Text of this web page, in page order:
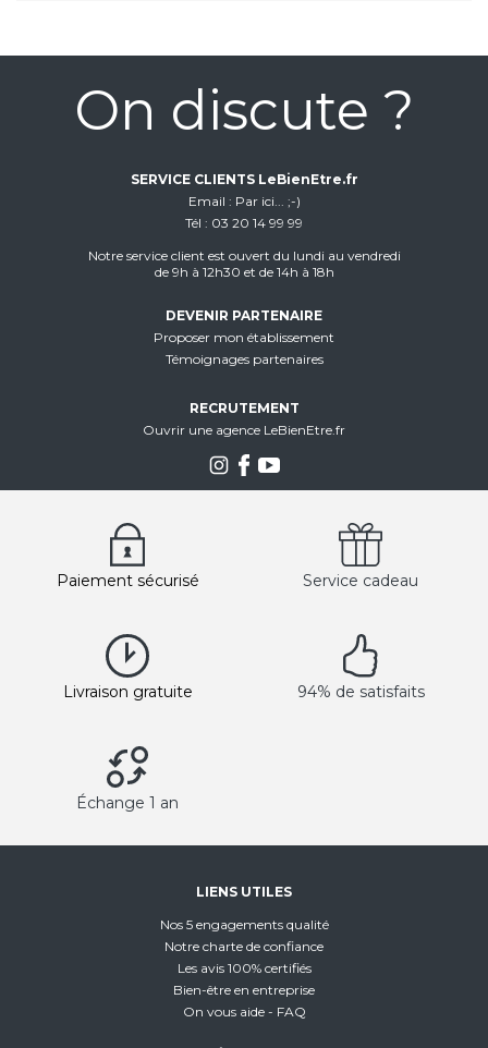
On discute ?
SERVICE CLIENTS LeBienEtre.fr
Email
Par ici... ;-)
Tél
03 20 14 99 99
Notre service client est ouvert du lundi au vendredi
de 9h à 12h30 et de 14h à 18h
DEVENIR PARTENAIRE
Proposer mon établissement
Témoignages partenaires
RECRUTEMENT
Ouvrir une agence LeBienEtre.fr
Paiement sécurisé Service cadeau
Livraison gratuite 94% de satisfaits
Échange 1 an
LIENS UTILES
Nos 5 engagements qualité
Notre charte de confiance
Les avis 100% certifiés
Bien-être en entreprise
On vous aide - FAQ